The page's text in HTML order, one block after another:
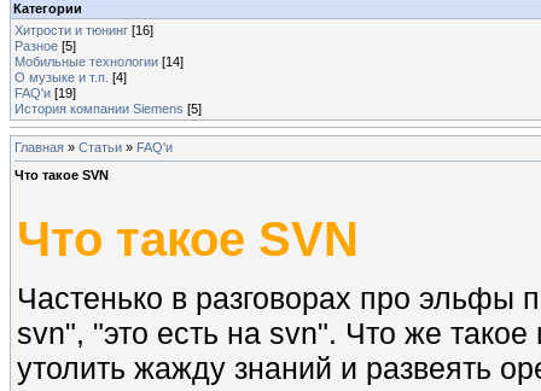
Категории
Хитрости и тюнинг [16]
Разное [5]
Мобильные технологии [14]
О музыке и т.п. [4]
FAQ'и [19]
История компании Siemens [5]
Главная » Статьи » FAQ'и
Что такое SVN
Что такое SVN
Частенько в разговорах про эльфы
svn", "это есть на svn". Что же
утолить жажду знаний и развеять